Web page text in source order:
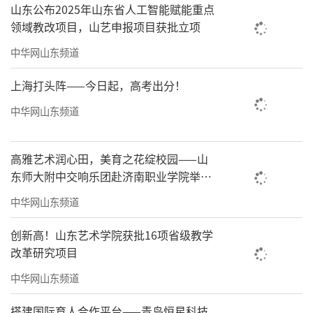
山东公布2025年山东省人工智能赋能重点
领域教改项目，山艺申报项目获批立项
中华网山东频道
上海打头阵——今日起，高考出分！
中华网山东频道
高雅艺术润心田，美育之花绽校园——山
东师大附中交响乐团赴济南职业学院举办
专场音乐会
中华网山东频道
创新高！山东艺术学院获批16项省级教学
改革研究项目
中华网山东频道